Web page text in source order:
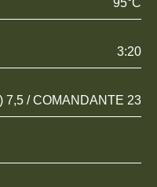
3:20
7,5 / COMANDANTE 23